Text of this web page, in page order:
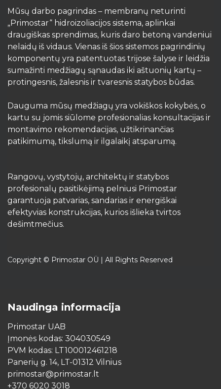
Mūsų darbo pagrindas – membranų neturinti
„Primostar“ hidroizoliacijos sistema, aplinkai
draugiškas sprendimas, kuris daro betoną vandeniui
nelaidų iš vidaus. Vienas iš šios sistemos pagrindinių
komponentų yra patentuotas trijose šalyse ir leidžia
sumažinti medžiagų sąnaudas iki aštuonių kartų –
protingesnis, žalesnis ir tvaresnis statybos būdas.
Dauguma mūsų medžiagų yra vokiškos kokybės, o
kartu su jomis siūlome profesionalias konsultacijas ir
montavimo rekomendacijas, užtikrinančias
patikimumą, tikslumą ir ilgalaikį atsparumą.
Rangovų, vystytojų, architektų ir statybos
profesionalų pasitikėjimą pelniusi Primostar
garantuoja patvarias, sandarias ir energiškai
efektyvias konstrukcijas, kurios išlieka tvirtos
dešimtmečius.​
Copyright © Primostar OÜ | All Rights Reserved
Naudinga informacija
Primostar UAB
Įmonės kodas: 304030549
PVM kodas: LT100012461218
Panerių g. 14, LT-01312 Vilnius
primostar@primostar.lt
+370 6020 3018